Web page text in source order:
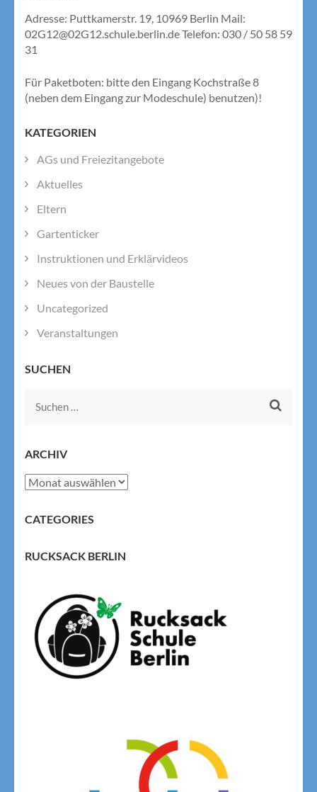
Adresse: Puttkamerstr. 19, 10969 Berlin Mail:
02G12@02G12.schule.berlin.de Telefon: 030 / 50 58 59
31
Für Paketboten: bitte den Eingang Kochstraße 8
(neben dem Eingang zur Modeschule) benutzen)!
KATEGORIEN
AGs und Freiezitangebote
Aktuelles
Eltern
Gartenticker
Instruktionen und Erklärvideos
Neues von der Baustelle
Uncategorized
Veranstaltungen
SUCHEN
Suchen
ARCHIV
Archiv
CATEGORIES
RUCKSACK BERLIN